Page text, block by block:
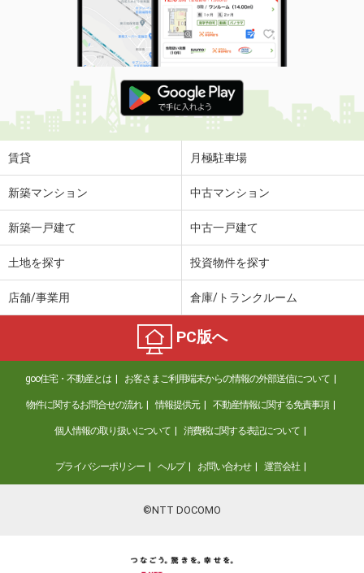
建物面積 113.52m²
土地面積 165.47m²
千葉県千葉市稲毛区長沼原町
価 格
3,650万円
住 所
千葉県千葉市稲毛区長沼原町
建物面積
191.07m²
千葉県千葉市緑区誉田町３
1,230万円
114.26m²
2,880万円
住 所
千葉県木更津市祇園４
建物面積 128.5m²
土地面積
248.9m²
千葉県木更津市八幡台５
価 格
948万円
住 所
千葉県木更津市八幡台５
103.07m²
千葉県千葉市花見川区天戸町
賃貸 月極駐車場
新築マンション 中古マンション
新築一戸建て 中古一戸建て
土地を探す 投資物件を探す
店舗/事業用 倉庫/トランクルーム
PC版へ
goo住宅・不動産とは お客さまご利用端末からの情報の外部送信について
物件に関するお問合せの流れ 情報提供元 不動産情報に関する免責事項
個人情報の取り扱いについて 消費税に関する表記について
プライバシーポリシー ヘルプ お問い合わせ 運営会社
©NTT DOCOMO